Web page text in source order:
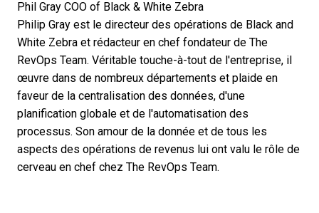
Phil Gray COO of Black & White Zebra
Philip Gray est le directeur des opérations de Black and
White Zebra et rédacteur en chef fondateur de The
RevOps Team. Véritable touche-à-tout de l'entreprise, il
œuvre dans de nombreux départements et plaide en
faveur de la centralisation des données, d'une
planification globale et de l'automatisation des
processus. Son amour de la donnée et de tous les
aspects des opérations de revenus lui ont valu le rôle de
cerveau en chef chez The RevOps Team.